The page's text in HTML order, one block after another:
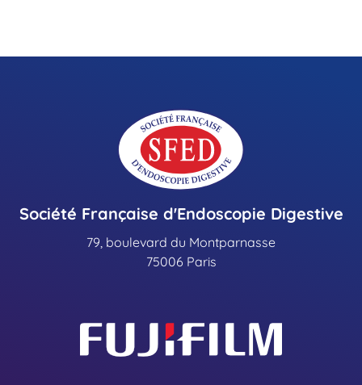
Société Française d'Endoscopie Digestive
79, boulevard du Montparnasse
75006 Paris